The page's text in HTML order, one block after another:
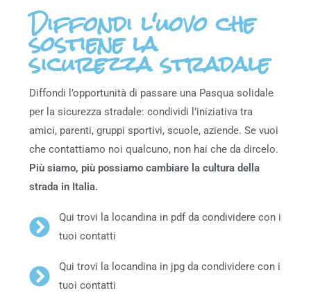
Diffondi l'uovo che
sostiene la
sicurezza stradale
Diffondi l’opportunità di passare una Pasqua solidale
per la sicurezza stradale: condividi l’iniziativa tra
amici, parenti, gruppi sportivi, scuole, aziende. Se vuoi
che contattiamo noi qualcuno, non hai che da dircelo.
Più siamo, più possiamo cambiare la cultura della
strada in Italia.
Qui trovi la locandina in pdf da condividere con i
tuoi contatti
Qui trovi la locandina in jpg da condividere con i
tuoi contatti